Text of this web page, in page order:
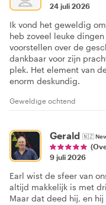
24 juli 2026
Ik vond het geweldig
heb zoveel leuke
voorstellen over de
dankbaar voor zijn
plek. Het element van
enorm deskundig.
Geweldige ochtend
Gerald 🇳🇿
9 juli 2026
Earl wist de sfeer van
altijd makkelijk is met
Maar dat deed hij, en